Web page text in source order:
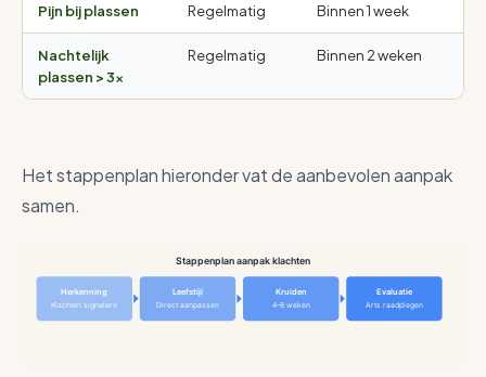
Pijn bij plassen Regelmatig Binnen 1 week
Nachtelijk
plassen > 3×
Regelmatig Binnen 2 weken
Het stappenplan hieronder vat de aanbevolen aanpak
samen.
Stappenplan aanpak klachten
Herkenning
Klachten signalere
Leefstijl
Direct aanpassen
Kruiden
4–8 weken
Evaluatie
Arts raadplegen